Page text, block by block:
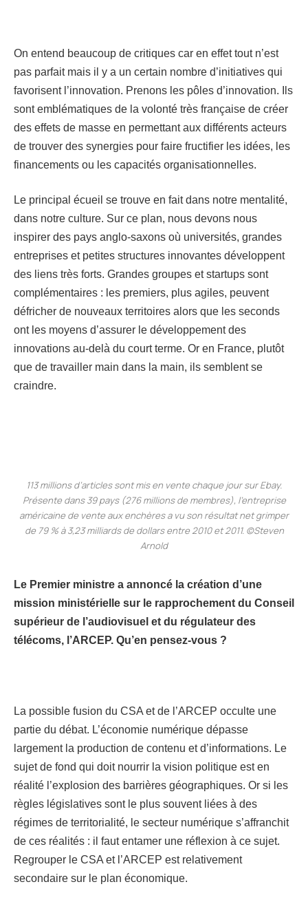
On entend beaucoup de critiques car en effet tout n’est
pas parfait mais il y a un certain nombre d’initiatives qui
favorisent l’innovation. Prenons les pôles d’innovation. Ils
sont emblématiques de la volonté très française de créer
des effets de masse en permettant aux différents acteurs
de trouver des synergies pour faire fructifier les idées, les
financements ou les capacités organisationnelles.
Le principal écueil se trouve en fait dans notre mentalité,
dans notre culture. Sur ce plan, nous devons nous
inspirer des pays anglo-saxons où universités, grandes
entreprises et petites structures innovantes développent
des liens très forts. Grandes groupes et startups sont
complémentaires : les premiers, plus agiles, peuvent
défricher de nouveaux territoires alors que les seconds
ont les moyens d’assurer le développement des
innovations au-delà du court terme. Or en France, plutôt
que de travailler main dans la main, ils semblent se
craindre.
113 millions d’articles sont mis en vente chaque jour sur Ebay.
Présente dans 39 pays (276 millions de membres), l’entreprise
américaine de vente aux enchères a vu son résultat net grimper
de 79 % à 3,23 milliards de dollars entre 2010 et 2011. ©Steven
Arnold
Le Premier ministre a annoncé la création d’une
mission ministérielle sur le rapprochement du Conseil
supérieur de l’audiovisuel et du régulateur des
télécoms, l’ARCEP. Qu’en pensez-vous ?
La possible fusion du CSA et de l’ARCEP occulte une
partie du débat. L’économie numérique dépasse
largement la production de contenu et d’informations. Le
sujet de fond qui doit nourrir la vision politique est en
réalité l’explosion des barrières géographiques. Or si les
règles législatives sont le plus souvent liées à des
régimes de territorialité, le secteur numérique s’affranchit
de ces réalités : il faut entamer une réflexion à ce sujet.
Regrouper le CSA et l’ARCEP est relativement
secondaire sur le plan économique.